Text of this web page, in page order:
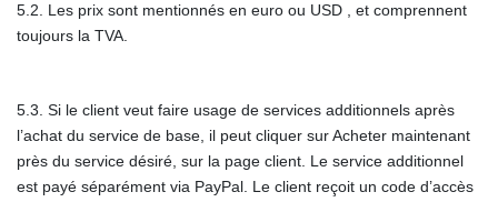
5.2. Les prix sont mentionnés en euro ou USD , et comprennent
toujours la TVA.
5.3. Si le client veut faire usage de services additionnels après
l’achat du service de base, il peut cliquer sur Acheter maintenant
près du service désiré, sur la page client. Le service additionnel
est payé séparément via PayPal. Le client reçoit un code d’accès